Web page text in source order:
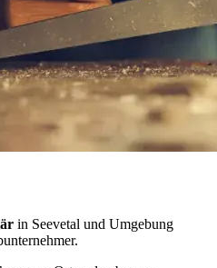
in Seevetal und Umgebung